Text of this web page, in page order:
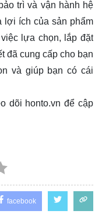
trì và vận hành hệ
lợi ích của sản phẩm
lựa chọn, lắp đặt
đã cung cấp cho bạn
và giúp bạn có cái
dõi honto.vn để cập
facebook